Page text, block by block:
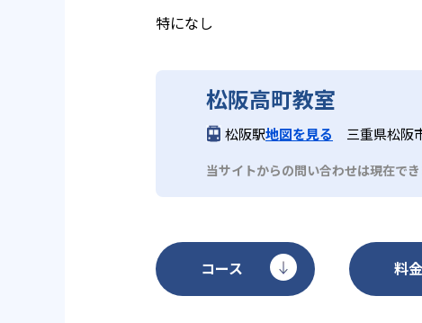
特になし
松阪高町教室
松阪駅地図を見る 三重県松阪
当サイトからの問い合わせは現在で
コース 料